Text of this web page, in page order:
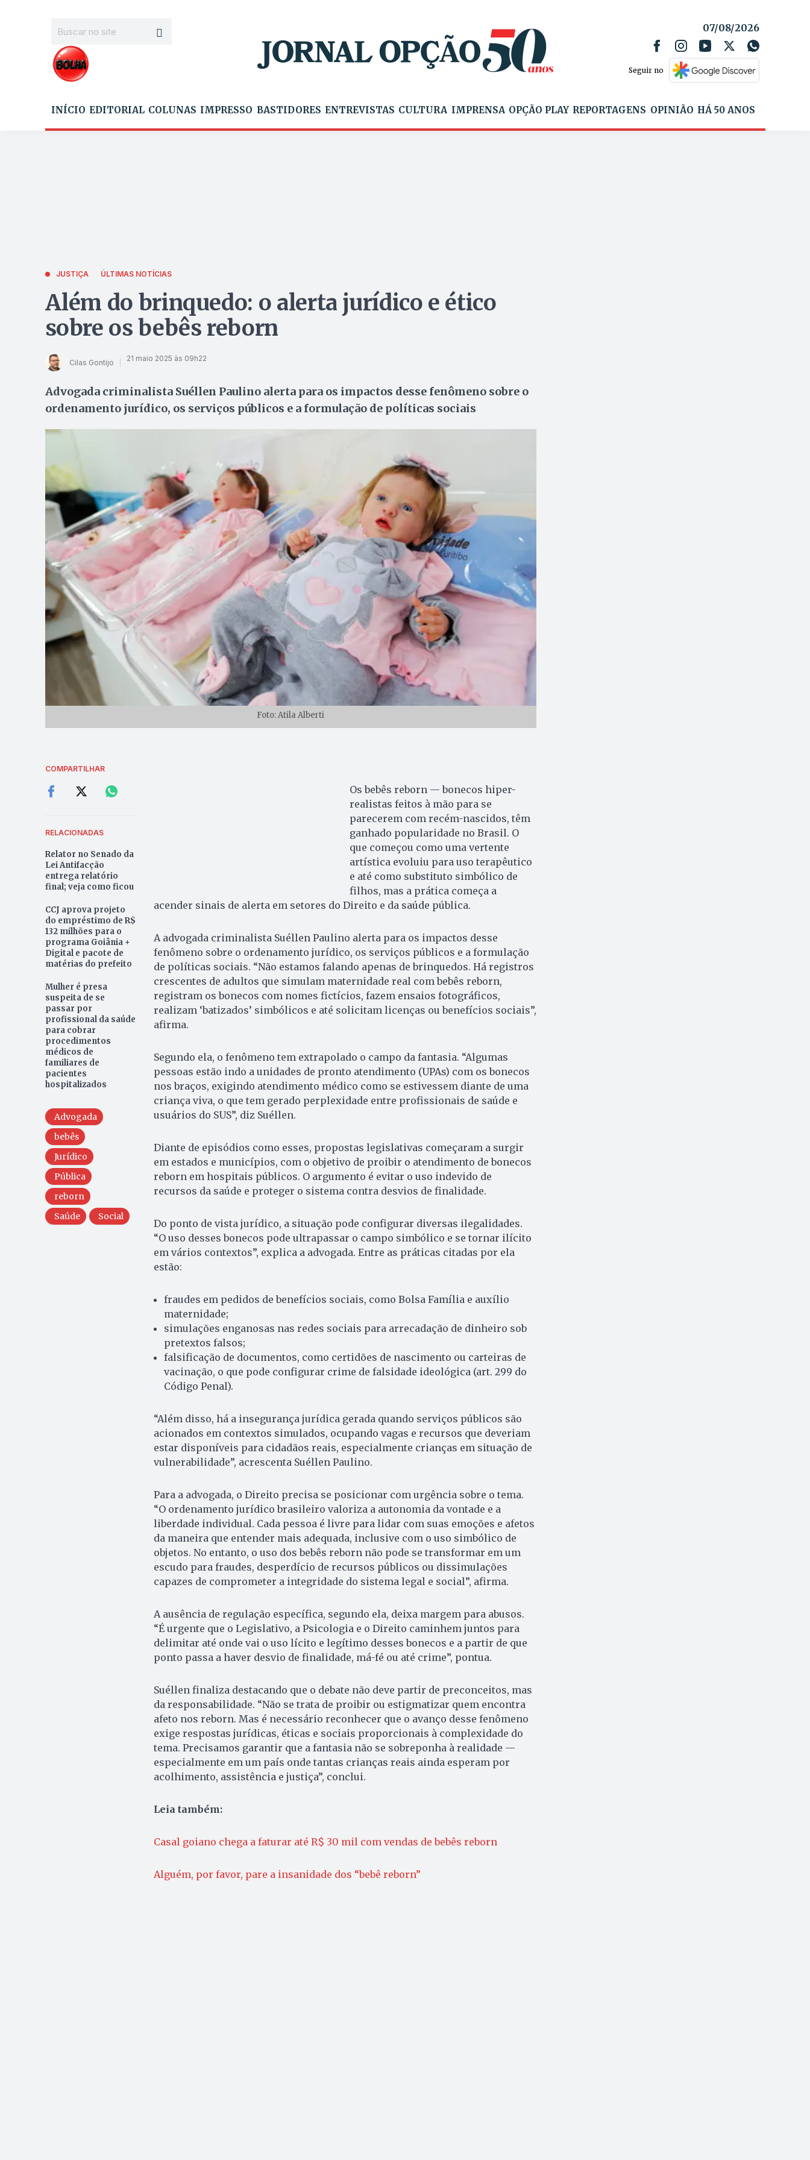
07/08/2026
Seguir no
INÍCIO EDITORIAL COLUNAS IMPRESSO BASTIDORES ENTREVISTAS CULTURA IMPRENSA OPÇÃO PLAY REPORTAGENS OPINIÃO HÁ 50 ANOS
JUSTIÇA ÚLTIMAS NOTÍCIAS
Além do brinquedo: o alerta jurídico e ético
sobre os bebês reborn
Cilas Gontijo 21 maio 2025 às 09h22
Advogada criminalista Suéllen Paulino alerta para os impactos desse fenômeno sobre o
ordenamento jurídico, os serviços públicos e a formulação de políticas sociais
Foto: Atila Alberti
COMPARTILHAR
RELACIONADAS
Relator no Senado da
Lei Antifacção
entrega relatório
final; veja como ficou
CCJ aprova projeto
do empréstimo de R$
132 milhões para o
programa Goiânia +
Digital e pacote de
matérias do prefeito
Mulher é presa
suspeita de se
passar por
profissional da saúde
para cobrar
procedimentos
médicos de
familiares de
pacientes
hospitalizados
Advogada
bebês
Jurídico
Pública
reborn
Saúde
Social
Os bebês reborn — bonecos hiper-
realistas feitos à mão para se
parecerem com recém-nascidos, têm
ganhado popularidade no Brasil. O
que começou como uma vertente
artística evoluiu para uso terapêutico
e até como substituto simbólico de
filhos, mas a prática começa a
acender sinais de alerta em setores do Direito e da saúde pública.
A advogada criminalista Suéllen Paulino alerta para os impactos desse
fenômeno sobre o ordenamento jurídico, os serviços públicos e a formulação
de políticas sociais. “Não estamos falando apenas de brinquedos. Há registros
crescentes de adultos que simulam maternidade real com bebês reborn,
registram os bonecos com nomes fictícios, fazem ensaios fotográficos,
realizam ‘batizados’ simbólicos e até solicitam licenças ou benefícios sociais”,
afirma.
Segundo ela, o fenômeno tem extrapolado o campo da fantasia. “Algumas
pessoas estão indo a unidades de pronto atendimento (UPAs) com os bonecos
nos braços, exigindo atendimento médico como se estivessem diante de uma
criança viva, o que tem gerado perplexidade entre profissionais de saúde e
usuários do SUS”, diz Suéllen.
Diante de episódios como esses, propostas legislativas começaram a surgir
em estados e municípios, com o objetivo de proibir o atendimento de bonecos
reborn em hospitais públicos. O argumento é evitar o uso indevido de
recursos da saúde e proteger o sistema contra desvios de finalidade.
Do ponto de vista jurídico, a situação pode configurar diversas ilegalidades.
“O uso desses bonecos pode ultrapassar o campo simbólico e se tornar ilícito
em vários contextos”, explica a advogada. Entre as práticas citadas por ela
estão:
fraudes em pedidos de benefícios sociais, como Bolsa Família e auxílio
maternidade;
simulações enganosas nas redes sociais para arrecadação de dinheiro sob
pretextos falsos;
falsificação de documentos, como certidões de nascimento ou carteiras de
vacinação, o que pode configurar crime de falsidade ideológica (art. 299 do
Código Penal).
“Além disso, há a insegurança jurídica gerada quando serviços públicos são
acionados em contextos simulados, ocupando vagas e recursos que deveriam
estar disponíveis para cidadãos reais, especialmente crianças em situação de
vulnerabilidade”, acrescenta Suéllen Paulino.
Para a advogada, o Direito precisa se posicionar com urgência sobre o tema.
“O ordenamento jurídico brasileiro valoriza a autonomia da vontade e a
liberdade individual. Cada pessoa é livre para lidar com suas emoções e afetos
da maneira que entender mais adequada, inclusive com o uso simbólico de
objetos. No entanto, o uso dos bebês reborn não pode se transformar em um
escudo para fraudes, desperdício de recursos públicos ou dissimulações
capazes de comprometer a integridade do sistema legal e social”, afirma.
A ausência de regulação específica, segundo ela, deixa margem para abusos.
“É urgente que o Legislativo, a Psicologia e o Direito caminhem juntos para
delimitar até onde vai o uso lícito e legítimo desses bonecos e a partir de que
ponto passa a haver desvio de finalidade, má-fé ou até crime”, pontua.
Suéllen finaliza destacando que o debate não deve partir de preconceitos, mas
da responsabilidade. “Não se trata de proibir ou estigmatizar quem encontra
afeto nos reborn. Mas é necessário reconhecer que o avanço desse fenômeno
exige respostas jurídicas, éticas e sociais proporcionais à complexidade do
tema. Precisamos garantir que a fantasia não se sobreponha à realidade —
especialmente em um país onde tantas crianças reais ainda esperam por
acolhimento, assistência e justiça”, conclui.
Leia também:
Casal goiano chega a faturar até R$ 30 mil com vendas de bebês reborn
Alguém, por favor, pare a insanidade dos “bebê reborn”